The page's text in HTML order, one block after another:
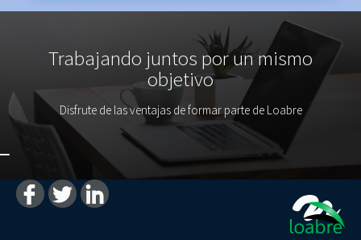
Trabajando juntos por un mismo
objetivo
Disfrute de las ventajas de formar parte de Loabre